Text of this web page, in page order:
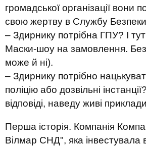
громадської організації вони
свою жертву в Службу
– Здирнику потрібна ГПУ? І
Маски-шоу на замовлення.
може й ні).
– Здирнику потрібно
поліцію або дозвільні
відповіді, наведу живі
Перша історія. Компанія
Вілмар СНД", яка